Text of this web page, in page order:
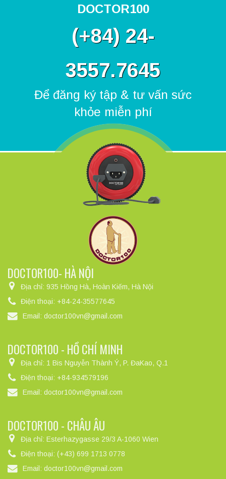
DOCTOR100
(+84) 24-
3557.7645
Để đăng ký tập & tư vấn sức
khỏe miễn phí
DOCTOR100- HÀ NỘI
Địa chỉ: 935 Hồng Hà, Hoàn Kiếm, Hà Nội
Điện thoại: +84-24-35577645
Email: doctor100vn@gmail.com
DOCTOR100 - HỒ CHÍ MINH
Địa chỉ: 1 Bis Nguyễn Thành Ý, P. ĐaKao, Q.1
Điện thoại: +84-934579196
Email: doctor100vn@gmail.com
DOCTOR100 - CHÂU ÂU
Địa chỉ: Esterhazygasse 29/3 A-1060 Wien
Điện thoại: (+43) 699 1713 0778
Email: doctor100vn@gmail.com